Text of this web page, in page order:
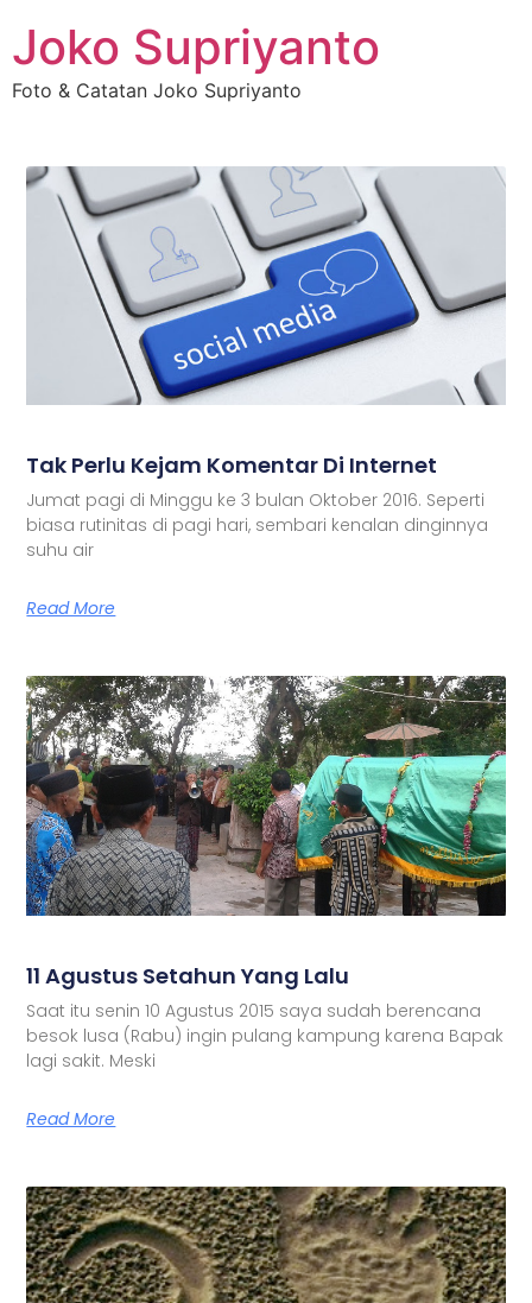
Joko Supriyanto
Foto & Catatan Joko Supriyanto
Tak Perlu Kejam Komentar Di Internet
Jumat pagi di Minggu ke 3 bulan Oktober 2016. Seperti
biasa rutinitas di pagi hari, sembari kenalan dinginnya
suhu air
Read More
11 Agustus Setahun Yang Lalu
Saat itu senin 10 Agustus 2015 saya sudah berencana
besok lusa (Rabu) ingin pulang kampung karena Bapak
lagi sakit. Meski
Read More